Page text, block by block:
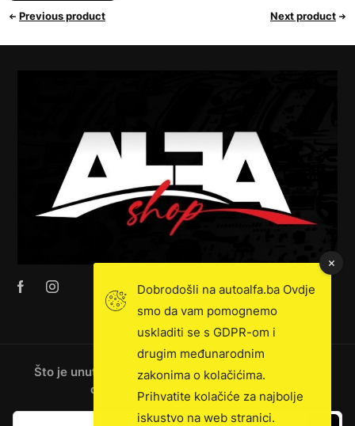
Previous product Next product
Što je unutra: novosti, ekskluzivna prodaja, vijesti
o kamionima i još mnogo toga!
Dobrodošli na autoalfa.ba Ovdje
smo da vam pomognemo
uskladiti se s GDPR-om i
drugim međunarodnim
zakonima o kolačićima.
Prihvatite kolačiće za najbolje
iskustvo na web stranici.